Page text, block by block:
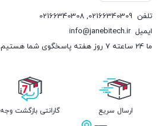
تلفن 02166340309
,
02166340308
ایمیلinfo@janebitech.ir
ما 24 ساعته 7 روز هفته پاسخگوی شما هستیم.
ارسال سریع گارانتی بازگشت وجه